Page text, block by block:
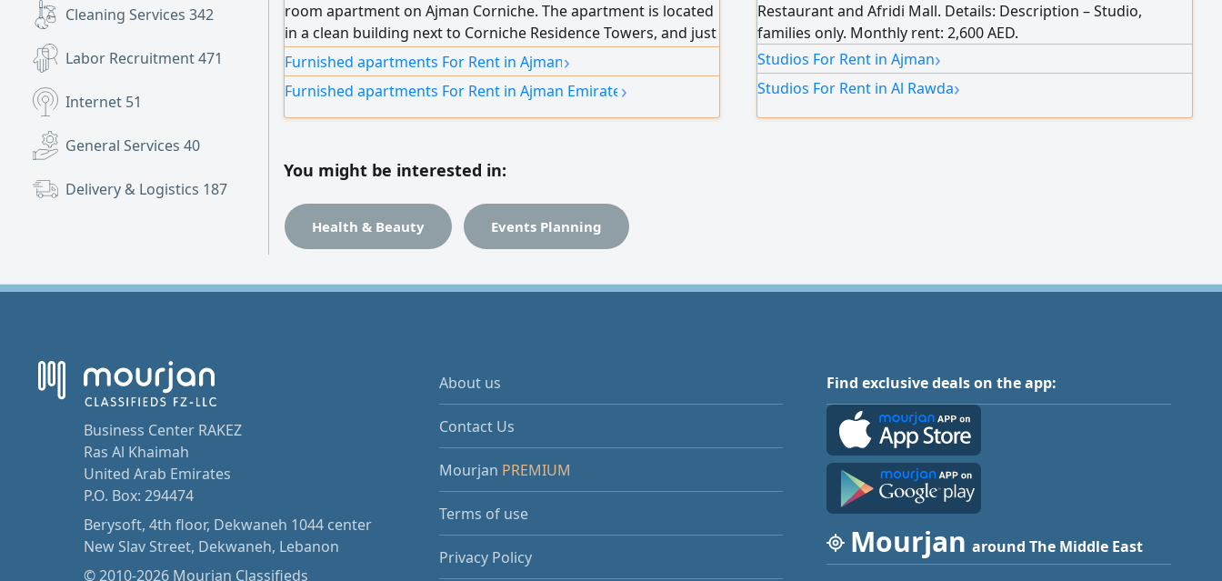
Cleaning Services 342
Labor Recruitment471
Internet 51
General Services 40
Delivery & Logistics 187
room apartment on Ajman Corniche. The apartment is located
in a clean building next to Corniche Residence Towers, and just
two minutes away from Ajman Corniche, with easy access to
Dubai and Sharjah. Apartment features: two spacious
bedrooms, a comfortable living room with a balcony offering
an open view, 3 bathrooms, new and clean furnishings, and a
necessities and ready for immediate occupancy. Clean and
quiet building. Location: Ajman Corniche, next to the towers.
Furnished apartments For Rent in Ajman›
Furnished apartments For Rent in Ajman Emirate ›
Restaurant and Afridi Mall. Details: Description – Studio,
families only. Monthly rent: 2,600 AED.
Studios For Rent in Ajman›
Studios For Rent in Al Rawda›
You might be interested in:
Health & Beauty Events Planning
Business Center RAKEZ
Ras Al Khaimah
United Arab Emirates
P.O. Box: 294474
Berysoft, 4th floor, Dekwaneh 1044 center
New Slav Street, Dekwaneh, Lebanon
© 2010-2026 Mourjan Classifieds
About us
Contact Us
Mourjan PREMIUM
Terms of use
Privacy Policy
Find exclusive deals on the app:
Mourjan around The Middle East